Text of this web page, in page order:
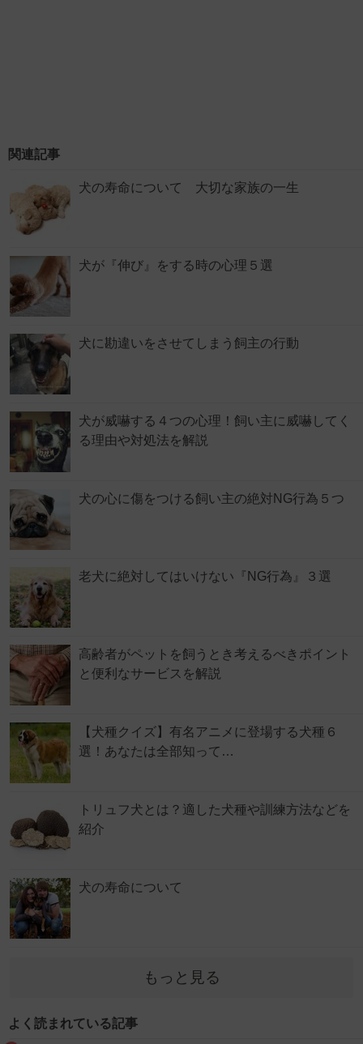
関連記事
犬の寿命について 大切な家族の一生
犬が『伸び』をする時の心理５選
犬に勘違いをさせてしまう飼主の行動
犬が威嚇する４つの心理！飼い主に威嚇してく
る理由や対処法を解説
犬の心に傷をつける飼い主の絶対NG行為５つ
老犬に絶対してはいけない『NG行為』３選
高齢者がペットを飼うとき考えるべきポイント
と便利なサービスを解説
【犬種クイズ】有名アニメに登場する犬種６
選！あなたは全部知って…
トリュフ犬とは？適した犬種や訓練方法などを
紹介
犬の寿命について
もっと見る
よく読まれている記事